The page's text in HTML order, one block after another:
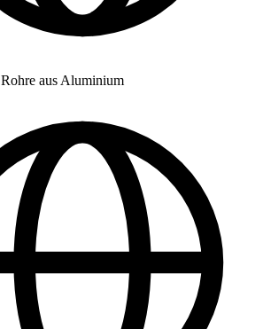
Rohre aus Aluminium